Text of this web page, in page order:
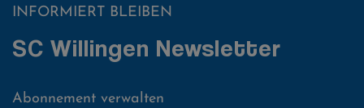
INFORMIERT BLEIBEN
SC Willingen Newsletter
Abonnement verwalten